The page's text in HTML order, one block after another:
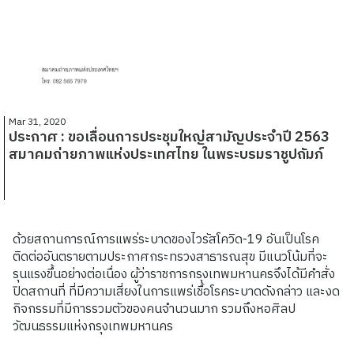
Mar 31, 2020
ประกาศ : ขอเลื่อนการประชุมใหญ่สามัญประจำปี 2563
สมาคมถ่ายภาพแห่งประเทศไทย ในพระบรมราชูปถัมภ์
ด้วยสถานการณ์การแพร่ระบาดของไวรัสโควิด-19 อันเป็นโรค
ติดต่ออันตรายตามประกาศกระทรวงสาธารณสุข มีแนวโน้มที่จะ
รุนแรงขึ้นอย่างต่อเนื่อง ผู้ว่าราชการกรุงเทพมหานครจึงได้มีคำสั่ง
ปิดสถานที่ ที่มีความเสี่ยงในการแพร่เชื้อโรคระบาดดังกล่าว และงด
กิจกรรมที่มีการรวมตัวของคนจำนวนมาก รวมถึงหอศิลป
วัฒนธรรมแห่งกรุงเทพมหานคร